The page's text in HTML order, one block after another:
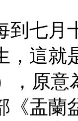
七月
，這就
，原
《盂蘭